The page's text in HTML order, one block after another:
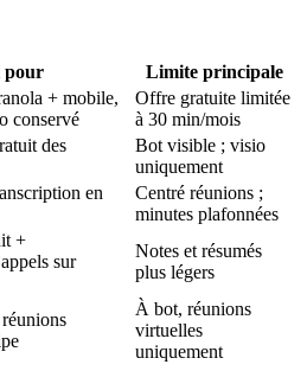
pour
Limite principale
+ mobile,
conservé
Offre gratuite limitée
à 30 min/mois
des
Bot visible ; visio
uniquement
en
Centré réunions ;
minutes plafonnées
+
sur
Notes et résumés
plus légers
À bot, réunions
virtuelles
uniquement